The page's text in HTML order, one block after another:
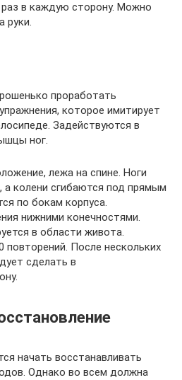
в каждую сторону. Можно
руки.
проработать
которое имитирует
Задействуются в
ног.
лежа на спине. Ноги
а колени сгибаются под прямым
по бокам корпуса.
нижними конечностями.
в области живота.
повторений. После нескольких
сделать в
начать восстанавливать
Однако во всем должна